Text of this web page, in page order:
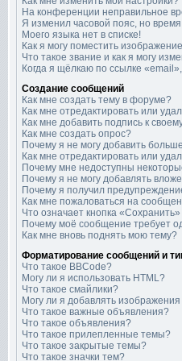
На конференции неправильное
Я изменил часовой пояс, но
Моего языка нет в списке!
Как я могу поместить
Что такое звание и как я могу
Когда я щёлкаю по ссылке
Создание сообщений
Как мне создать тему в форуме?
Как мне отредактировать или
Как мне добавить подпись к
Как мне создать опрос?
Почему я не могу добавить
Как мне отредактировать или
Почему мне недоступны
Почему я не могу добавлять
Почему я получил
Как мне пожаловаться на
Что означает кнопка
Почему моё сообщение требует
Как мне вновь поднять мою тему?
Форматирование сообщений и
Что такое BBCode?
Могу ли я использовать HTML?
Что такое смайлики?
Могу ли я добавлять
Что такое важные объявления?
Что такое объявления?
Что такое прилепленные темы?
Что такое закрытые темы?
Что такое значки тем?